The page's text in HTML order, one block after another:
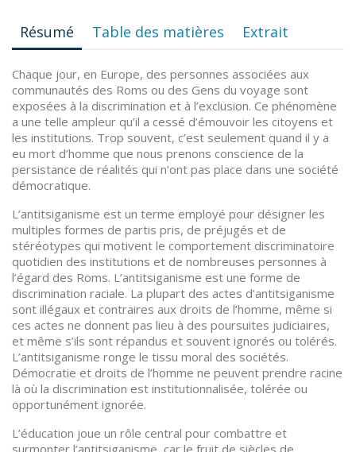
Résumé Table des matières Extrait
Chaque jour, en Europe, des personnes associées aux
communautés des Roms ou des Gens du voyage sont
exposées à la discrimination et à l’exclusion. Ce phénomène
a une telle ampleur qu’il a cessé d’émouvoir les citoyens et
les institutions. Trop souvent, c’est seulement quand il y a
eu mort d’homme que nous prenons conscience de la
persistance de réalités qui n’ont pas place dans une société
démocratique.
L’antitsiganisme est un terme employé pour désigner les
multiples formes de partis pris, de préjugés et de
stéréotypes qui motivent le comportement discriminatoire
quotidien des institutions et de nombreuses personnes à
l’égard des Roms. L’antitsiganisme est une forme de
discrimination raciale. La plupart des actes d’antitsiganisme
sont illégaux et contraires aux droits de l’homme, même si
ces actes ne donnent pas lieu à des poursuites judiciaires,
et même s’ils sont répandus et souvent ignorés ou tolérés.
L’antitsiganisme ronge le tissu moral des sociétés.
Démocratie et droits de l’homme ne peuvent prendre racine
là où la discrimination est institutionnalisée, tolérée ou
opportunément ignorée.
L’éducation joue un rôle central pour combattre et
surmonter l’antitsiganisme, car le fruit de siècles de